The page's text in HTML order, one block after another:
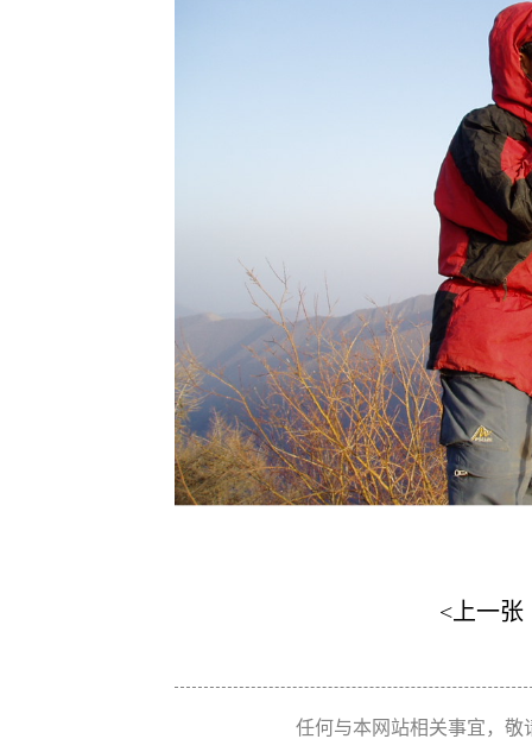
<上一张
任何与本网站相关事宜，敬